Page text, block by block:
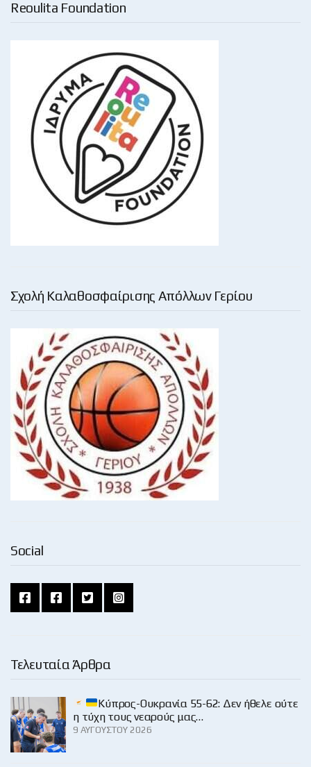
Reoulita Foundation
Σχολή Καλαθοσφαίρισης Απόλλων Γερίου
Social
Τελευταία Άρθρα
Κύπρος-Ουκρανία 55-62: Δεν ήθελε ούτε
η τύχη τους νεαρούς μας…
9 ΑΥΓΟΎΣΤΟΥ 2026